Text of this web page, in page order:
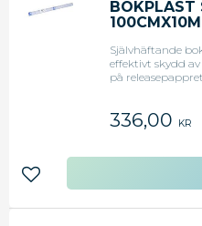
BOKPLAST
Självhäftande
effektivt skydd
på
bokfilm Tjocklek:
10meter
336,00 KR
Lägg till i favoriter